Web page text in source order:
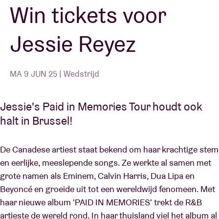
BRDCST
ABtv
Concertcheque
Over AB
Contact
Win tickets voor
Jessie Reyez
MA 9 JUN 25 | Wedstrijd
Jessie's Paid in Memories Tour houdt ook
halt in Brussel!
De Canadese artiest staat bekend om haar krachtige stem
en eerlijke, meeslepende songs. Ze werkte al samen met
grote namen als Eminem, Calvin Harris, Dua Lipa en
Beyoncé en groeide uit tot een wereldwijd fenomeen. Met
haar nieuwe album 'PAID IN MEMORIES' trekt de R&B
artieste de wereld rond. In haar thuisland viel het album al